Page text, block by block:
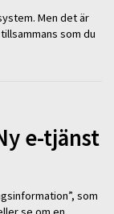
Men det är
som du
e-tjänst
som